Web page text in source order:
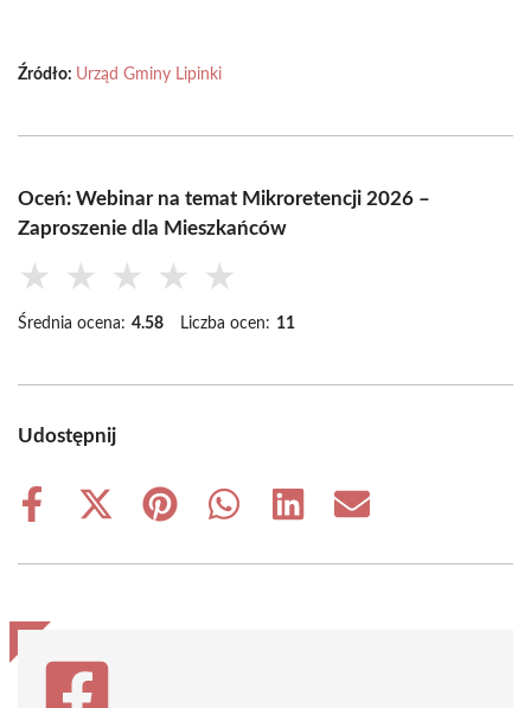
Źródło: Urząd Gminy Lipinki
Oceń: Webinar na temat Mikroretencji 2026 –
Zaproszenie dla Mieszkańców
★ ★ ★ ★ ★
Średnia ocena: 4.58 Liczba ocen: 11
Udostępnij
Share
Share
(Twitter)
Share
Share
Share
Share